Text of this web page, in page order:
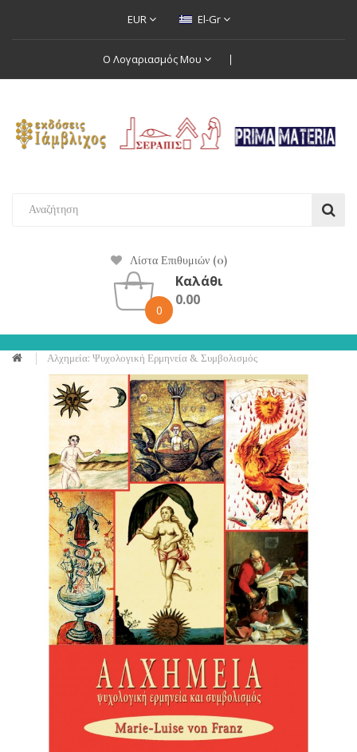
EUR El-Gr
Ο Λογαριασμός Μου
Λίστα Επιθυμιών (0)
0
Καλάθι
0.00
Αλχημεία: Ψυχολογική Ερμηνεία & Συμβολισμός